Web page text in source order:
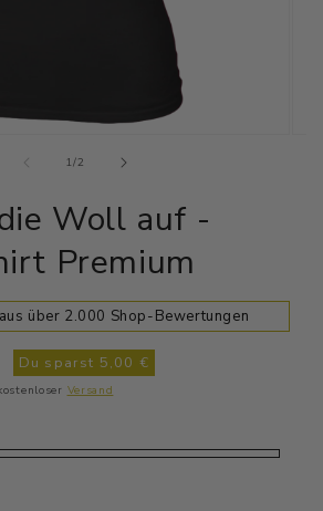
1/von
2
Woll auf -
Premium
aus über 2.000 Shop-Bewertungen
Du sparst 5,00 €
Versand